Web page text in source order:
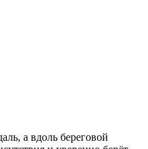
а вдоль береговой